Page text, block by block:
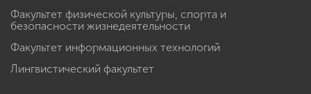
Факультет физической культуры, спорта и
безопасности жизнедеятельности
Факультет информационных технологий
Лингвистический факультет